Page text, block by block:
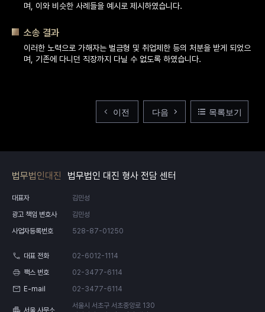
며, 이와 비슷한 사례들을 예시로 제시하였습니다.
소송 결과
이러한 노력으로 가해자는 벌금형 및 취업제한 등의 처분을 받게 되었으
며, 기존에 다니던 직장까지 다닐 수 없도록 하였습니다.
이전 다음 목록보기
법무법인대진 법무법인 대진 형사 전담 센터
대표자
김민성
광고 책임 변호사
김민성
사업자등록번호
528-87-01250
대표 전화
02-6012-1114
팩스 번호
02-3477-6114
E-mail
02-3477-6114
서울 사무소
서울시 서초구 서초중앙로 130